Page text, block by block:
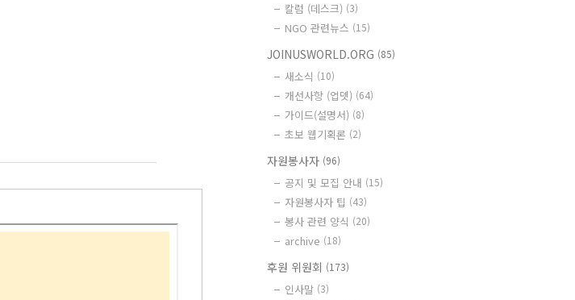
칼럼 (데스크) (3)
NGO 관련뉴스 (15)
JOINUSWORLD.ORG (85)
새소식 (10)
개선사항 (업뎃) (64)
가이드(설명서) (8)
초보 웹기획론 (2)
자원봉사자 (96)
공지 및 모집 안내 (15)
자원봉사자 팁 (43)
봉사 관련 양식 (20)
archive (18)
후원 위원회 (173)
인사말 (3)